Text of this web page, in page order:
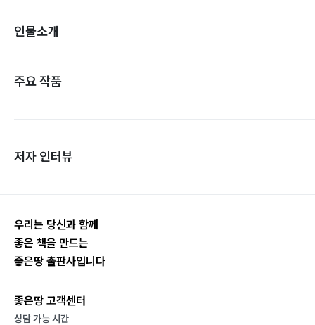
인물소개
주요 작품
저자 인터뷰
우리는 당신과 함께
좋은 책을 만드는
좋은땅 출판사입니다
좋은땅 고객센터
상담 가능 시간